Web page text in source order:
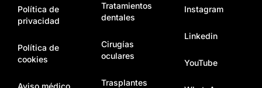
Política de
privacidad
Política de
cookies
Tratamientos
dentales
Cirugías
oculares
Trasplantes
Instagram
Linkedin
YouTube